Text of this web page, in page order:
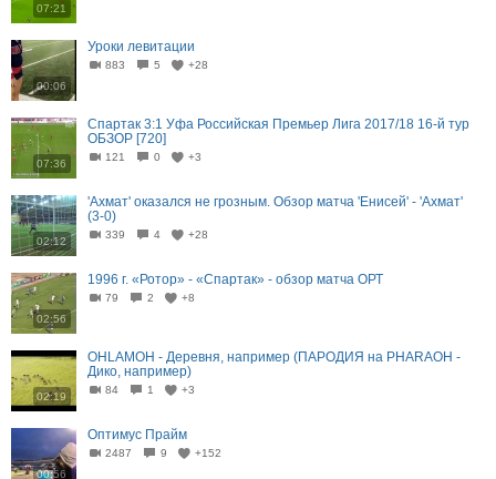
07:21
00:06
Уроки левитации
883 5 +28
07:36
Спартак 3:1 Уфа Российская Премьер Лига 2017/18 16-й тур
ОБЗОР [720]
121 0 +3
02:12
'Ахмат' оказался не грозным. Обзор матча 'Енисей' - 'Ахмат'
(3-0)
339 4 +28
02:56
1996 г. «Ротор» - «Спартак» - обзор матча ОРТ
79 2 +8
02:19
OHLAMOH - Деревня, например (ПАРОДИЯ на PHARAOH -
Дико, например)
84 1 +3
00:56
Оптимус Прайм
2487 9 +152